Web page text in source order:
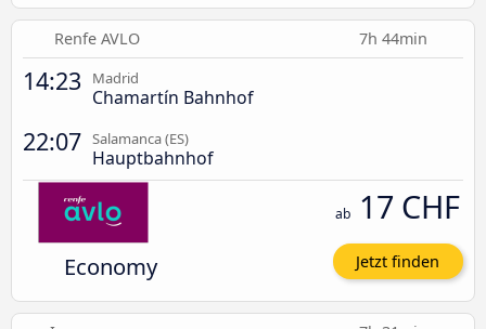
Renfe AVLO 7h 44min
14:23 Madrid
Chamartín Bahnhof
22:07 Salamanca (ES)
Hauptbahnhof
Economy
ab 17 CHF
Jetzt finden